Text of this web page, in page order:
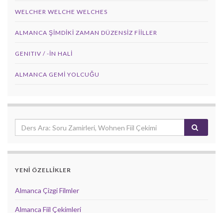
WELCHER WELCHE WELCHES
ALMANCA ŞIMDIKI ZAMAN DÜZENSIZ FIILLER
GENITIV / -İN HALİ
ALMANCA GEMI YOLCUĞU
YENİ ÖZELLİKLER
Almanca Çizgi Filmler
Almanca Fiil Çekimleri